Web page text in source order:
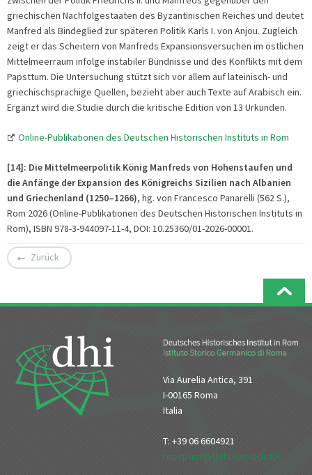
griechischen Nachfolgestaaten des Byzantinischen Reiches und deutet
Manfred als Bindeglied zur späteren Politik Karls I. von Anjou. Zugleich
zeigt er das Scheitern von Manfreds Expansionsversuchen im östlichen
Mittelmeerraum infolge instabiler Bündnisse und des Konflikts mit dem
Papsttum. Die Untersuchung stützt sich vor allem auf lateinisch- und
griechischsprachige Quellen, bezieht aber auch Texte auf Arabisch ein.
Ergänzt wird die Studie durch die kritische Edition von 13 Urkunden.
Online-Publikationen des Deutschen Historischen Instituts in Rom
[14]: Die Mittelmeerpolitik König Manfreds von Hohenstaufen und
die Anfänge der Expansion des Königreichs Sizilien nach Albanien
und Griechenland (1250–1266), hg. von Francesco Panarelli (562 S.),
Rom 2026 (Online-Publikationen des Deutschen Historischen Instituts in
Rom), ISBN 978-3-944097-11-4, DOI: 10.25360/01-2026-00001.
Zurück
Via Aurelia Antica, 391
I-00165 Roma
Italia
T: +39 06 6604921
reception[at]dhi-roma[dot]it